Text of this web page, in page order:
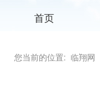
首页
您当前的位置: 临翔网